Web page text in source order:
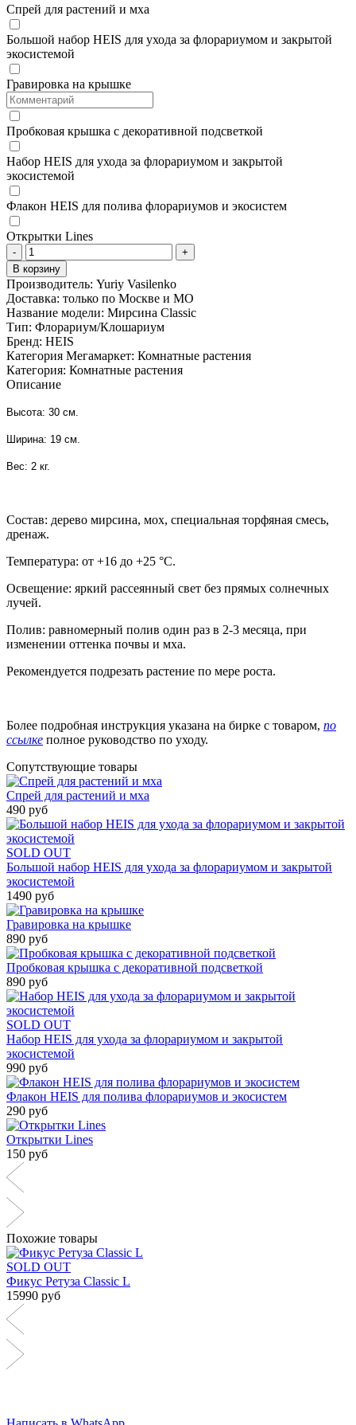
Спрей для растений и мха
Большой набор HEIS для ухода за флорариумом и закрытой
экосистемой
Гравировка на крышке
Пробковая крышка с декоративной подсветкой
Набор HEIS для ухода за флорариумом и закрытой
экосистемой
Флакон HEIS для полива флорариумов и экосистем
Открытки Lines
-
+
В корзину
Производитель: Yuriy Vasilenko
Доставка: только по Москве и МО
Название модели: Мирсина Classic
Тип: Флорариум/Клошариум
Бренд: HEIS
Категория Мегамаркет: Комнатные растения
Категория: Комнатные растения
Описание
Высота: 30 см.
Ширина: 19 см.
Вес: 2 кг.
Состав: дерево мирсина, мох, специальная торфяная смесь,
дренаж.
Температура: от +16 до +25 °C.
Освещение: яркий рассеянный свет без прямых солнечных
лучей.
Полив: равномерный полив один раз в 2-3 месяца, при
изменении оттенка почвы и мха.
Рекомендуется подрезать растение по мере роста.
Более подробная инструкция указана на бирке с товаром, по
ссылке полное руководство по уходу.
Сопутствующие товары
Спрей для растений и мха
490 руб
SOLD OUT
Большой набор HEIS для ухода за флорариумом и закрытой
экосистемой
1490 руб
Гравировка на крышке
890 руб
Пробковая крышка с декоративной подсветкой
890 руб
SOLD OUT
Набор HEIS для ухода за флорариумом и закрытой
экосистемой
990 руб
Флакон HEIS для полива флорариумов и экосистем
290 руб
Открытки Lines
150 руб
Похожие товары
SOLD OUT
Фикус Ретуза Classic L
15990 руб